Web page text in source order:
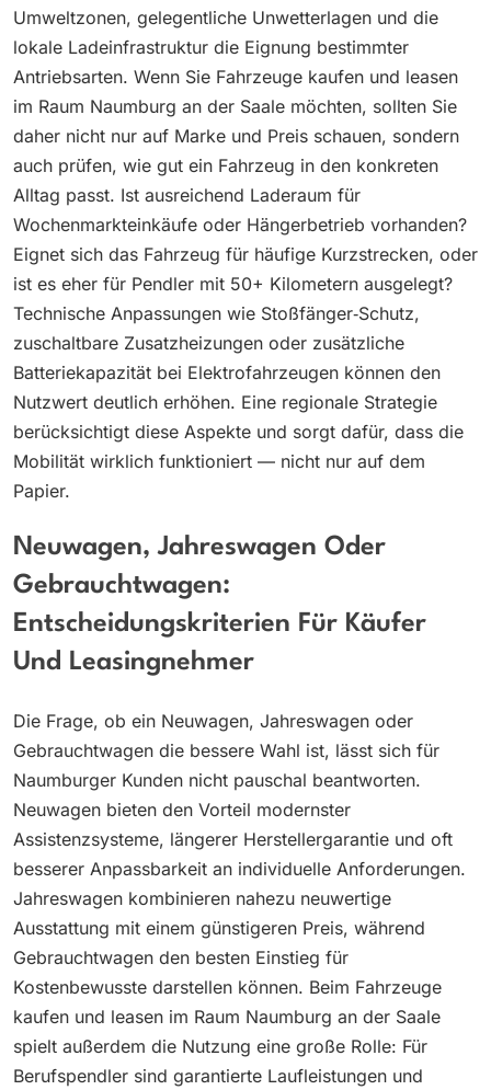
Umweltzonen, gelegentliche Unwetterlagen und die
lokale Ladeinfrastruktur die Eignung bestimmter
Antriebsarten. Wenn Sie Fahrzeuge kaufen und leasen
im Raum Naumburg an der Saale möchten, sollten Sie
daher nicht nur auf Marke und Preis schauen, sondern
auch prüfen, wie gut ein Fahrzeug in den konkreten
Alltag passt. Ist ausreichend Laderaum für
Wochenmarkteinkäufe oder Hängerbetrieb vorhanden?
Eignet sich das Fahrzeug für häufige Kurzstrecken, oder
ist es eher für Pendler mit 50+ Kilometern ausgelegt?
Technische Anpassungen wie Stoßfänger‑Schutz,
zuschaltbare Zusatzheizungen oder zusätzliche
Batteriekapazität bei Elektrofahrzeugen können den
Nutzwert deutlich erhöhen. Eine regionale Strategie
berücksichtigt diese Aspekte und sorgt dafür, dass die
Mobilität wirklich funktioniert — nicht nur auf dem
Papier.
Neuwagen, Jahreswagen Oder
Gebrauchtwagen:
Entscheidungskriterien Für Käufer
Und Leasingnehmer
Die Frage, ob ein Neuwagen, Jahreswagen oder
Gebrauchtwagen die bessere Wahl ist, lässt sich für
Naumburger Kunden nicht pauschal beantworten.
Neuwagen bieten den Vorteil modernster
Assistenzsysteme, längerer Herstellergarantie und oft
besserer Anpassbarkeit an individuelle Anforderungen.
Jahreswagen kombinieren nahezu neuwertige
Ausstattung mit einem günstigeren Preis, während
Gebrauchtwagen den besten Einstieg für
Kostenbewusste darstellen können. Beim Fahrzeuge
kaufen und leasen im Raum Naumburg an der Saale
spielt außerdem die Nutzung eine große Rolle: Für
Berufspendler sind garantierte Laufleistungen und